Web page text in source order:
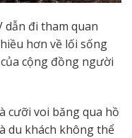
dẫn đi tham quan
hơn về lối sống
cộng đồng người
cưỡi voi băng qua hồ
du khách không thể